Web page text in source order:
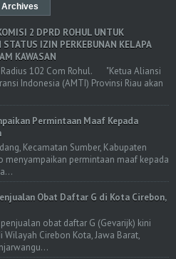
Archives
2 DPRD ROHUL UNTUK
STATUS IZIN PERKEBUNAN KELAPA
KAWASAN
Radius 102 Com Rohul. "Ketua Aliansi
Indonesia (AMTI) Provinsi Riau akan
Permintaan Maaf Kepada
Kecamatan Sumber, Kabupaten
menyampaikan permintaan maaf kepada
Obat Daftar G di Kota Cirebon,
penjualan obat daftar G (Gevarijk) kini
Cirebon Kota, Jawa Barat,